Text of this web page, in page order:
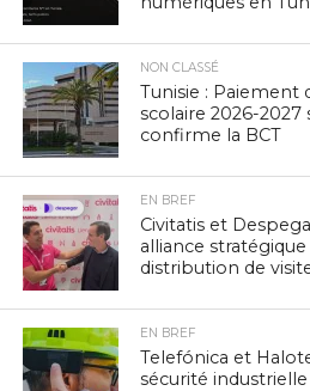
NON CLASSÉ
Tunisie : Paiement
scolaire 2026-2027
confirme la BCT
EN BREF
Civitatis et
alliance
distribution de
EN BREF
Telefónica et
sécurité